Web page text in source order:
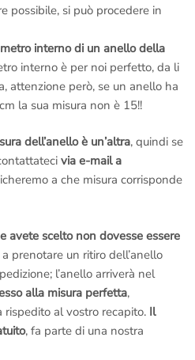
possibile, si può procedere in
interno di un anello della
interno è per noi perfetto, da li
attenzione però, se un anello ha
la sua misura non è 15!!
dell’anello è un’altra, quindi se
via e-mail a
a che misura corrisponde
avete scelto non dovesse essere
prenotare un ritiro dell’anello
l’anello arriverà nel
alla misura perfetta,
al vostro recapito. Il
, fa parte di una nostra